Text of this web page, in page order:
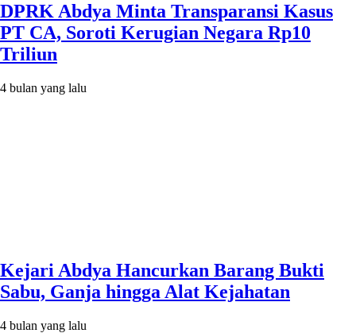
DPRK Abdya Minta Transparansi Kasus
PT CA, Soroti Kerugian Negara Rp10
Triliun
4 bulan yang lalu
Kejari Abdya Hancurkan Barang Bukti
Sabu, Ganja hingga Alat Kejahatan
4 bulan yang lalu